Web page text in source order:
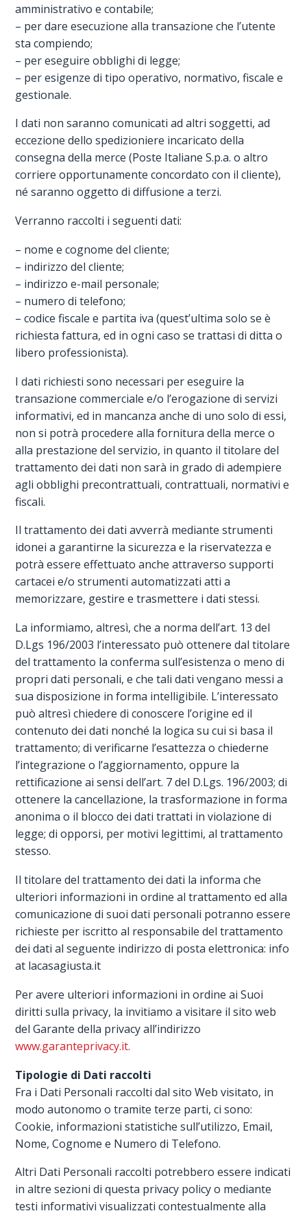
amministrativo e contabile;
– per dare esecuzione alla transazione che l’utente
sta compiendo;
– per eseguire obblighi di legge;
– per esigenze di tipo operativo, normativo, fiscale e
gestionale.
I dati non saranno comunicati ad altri soggetti, ad
eccezione dello spedizioniere incaricato della
consegna della merce (Poste Italiane S.p.a. o altro
corriere opportunamente concordato con il cliente),
né saranno oggetto di diffusione a terzi.
Verranno raccolti i seguenti dati:
– nome e cognome del cliente;
– indirizzo del cliente;
– indirizzo e-mail personale;
– numero di telefono;
– codice fiscale e partita iva (quest’ultima solo se è
richiesta fattura, ed in ogni caso se trattasi di ditta o
libero professionista).
I dati richiesti sono necessari per eseguire la
transazione commerciale e/o l’erogazione di servizi
informativi, ed in mancanza anche di uno solo di essi,
non si potrà procedere alla fornitura della merce o
alla prestazione del servizio, in quanto il titolare del
trattamento dei dati non sarà in grado di adempiere
agli obblighi precontrattuali, contrattuali, normativi e
fiscali.
Il trattamento dei dati avverrà mediante strumenti
idonei a garantirne la sicurezza e la riservatezza e
potrà essere effettuato anche attraverso supporti
cartacei e/o strumenti automatizzati atti a
memorizzare, gestire e trasmettere i dati stessi.
La informiamo, altresì, che a norma dell’art. 13 del
D.Lgs 196/2003 l’interessato può ottenere dal titolare
del trattamento la conferma sull’esistenza o meno di
propri dati personali, e che tali dati vengano messi a
sua disposizione in forma intelligibile. L’interessato
può altresì chiedere di conoscere l’origine ed il
contenuto dei dati nonché la logica su cui si basa il
trattamento; di verificarne l’esattezza o chiederne
l’integrazione o l’aggiornamento, oppure la
rettificazione ai sensi dell’art. 7 del D.Lgs. 196/2003; di
ottenere la cancellazione, la trasformazione in forma
anonima o il blocco dei dati trattati in violazione di
legge; di opporsi, per motivi legittimi, al trattamento
stesso.
Il titolare del trattamento dei dati la informa che
ulteriori informazioni in ordine al trattamento ed alla
comunicazione di suoi dati personali potranno essere
richieste per iscritto al responsabile del trattamento
dei dati al seguente indirizzo di posta elettronica: info
at lacasagiusta.it
Per avere ulteriori informazioni in ordine ai Suoi
diritti sulla privacy, la invitiamo a visitare il sito web
del Garante della privacy all’indirizzo
www.garanteprivacy.it.
Tipologie di Dati raccolti
Fra i Dati Personali raccolti dal sito Web visitato, in
modo autonomo o tramite terze parti, ci sono:
Cookie, informazioni statistiche sull’utilizzo, Email,
Nome, Cognome e Numero di Telefono.
Altri Dati Personali raccolti potrebbero essere indicati
in altre sezioni di questa privacy policy o mediante
testi informativi visualizzati contestualmente alla